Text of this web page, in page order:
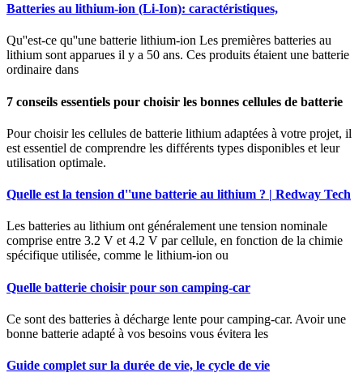
Batteries au lithium-ion (Li-Ion): caractéristiques,
Qu''est-ce qu''une batterie lithium-ion Les premières batteries au
lithium sont apparues il y a 50 ans. Ces produits étaient une batterie
ordinaire dans
7 conseils essentiels pour choisir les bonnes cellules de batterie
Pour choisir les cellules de batterie lithium adaptées à votre projet, il
est essentiel de comprendre les différents types disponibles et leur
utilisation optimale.
Quelle est la tension d''une batterie au lithium ? | Redway Tech
Les batteries au lithium ont généralement une tension nominale
comprise entre 3.2 V et 4.2 V par cellule, en fonction de la chimie
spécifique utilisée, comme le lithium-ion ou
Quelle batterie choisir pour son camping-car
Ce sont des batteries à décharge lente pour camping-car. Avoir une
bonne batterie adapté à vos besoins vous évitera les
Guide complet sur la durée de vie, le cycle de vie